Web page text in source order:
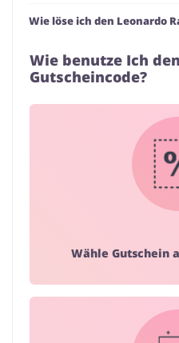
Wie löse ich den Leonardo
Wie benutze Ich den
Gutscheincode?
Wähle Gutschein